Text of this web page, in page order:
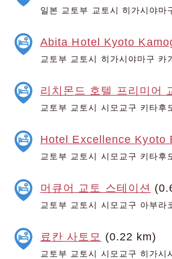
일본 교토부 교토시 히가시야마
Abita Hotel Kyoto
교토부 교토시 히가시야마구 카
리치몬드 호텔 프리미어
교토부 교토시 시모교구 키타후
Hotel Excellence Kyoto
교토부 교토시 시모교구 키타후
머큐어 교토 스테이션
교토부 교토시 시모교구 아부라
료칸 사토모 (0.22 km)
교토부 교토시 시모교구 히가시